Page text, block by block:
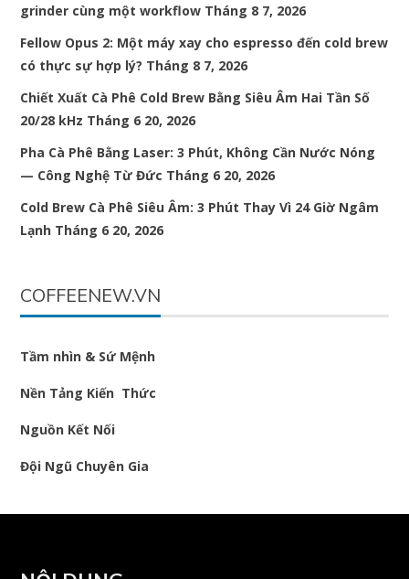
grinder cùng một workflow Tháng 8 7, 2026
Fellow Opus 2: Một máy xay cho espresso đến cold brew
có thực sự hợp lý? Tháng 8 7, 2026
Chiết Xuất Cà Phê Cold Brew Bằng Siêu Âm Hai Tần Số
20/28 kHz Tháng 6 20, 2026
Pha Cà Phê Bằng Laser: 3 Phút, Không Cần Nước Nóng
— Công Nghệ Từ Đức Tháng 6 20, 2026
Cold Brew Cà Phê Siêu Âm: 3 Phút Thay Vì 24 Giờ Ngâm
Lạnh Tháng 6 20, 2026
COFFEENEW.VN
Tầm nhìn & Sứ Mệnh
Nền Tảng Kiến Thức
Nguồn Kết Nối
Đội Ngũ Chuyên Gia